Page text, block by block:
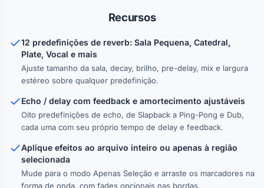
Recursos
12 predefinições de reverb: Sala Pequena, Catedral,
Plate, Vocal e mais
Ajuste tamanho da sala, decay, brilho, pre-delay, mix e largura
estéreo sobre qualquer predefinição.
Echo / delay com feedback e amortecimento ajustáveis
Oito predefinições de echo, de Slapback a Ping-Pong e Dub,
cada uma com seu próprio tempo de delay e feedback.
Aplique efeitos ao arquivo inteiro ou apenas à região
selecionada
Mude para o modo Apenas Seleção e arraste os marcadores na
forma de onda, com fades opcionais nas bordas.